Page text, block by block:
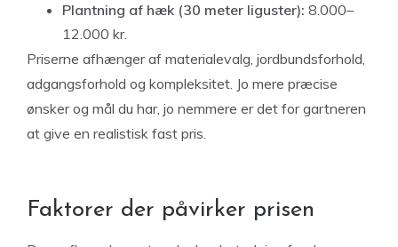
Plantning af hæk (30 meter liguster): 8.000–
12.000 kr.
Priserne afhænger af materialevalg, jordbundsforhold,
adgangsforhold og kompleksitet. Jo mere præcise
ønsker og mål du har, jo nemmere er det for gartneren
at give en realistisk fast pris.
Faktorer der påvirker prisen